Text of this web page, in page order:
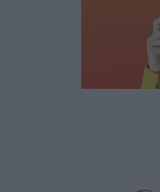
“Η Ευρώπη
τρόμου” – Η
Γιασιράνη